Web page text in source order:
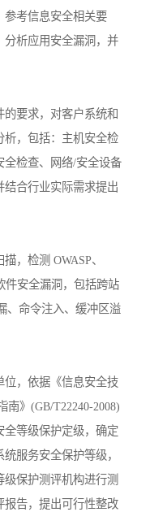
参考信息安全相关要
分析应用安全漏洞，并
要求，对客户系统和
析，包括：主机安全检
全检查、网络/安全设备
合行业实际需求提出
，检测 OWASP、
件安全漏洞，包括跨站
、命令注入、缓冲区溢
位，依据《信息安全技
南》(GB/T22240-2008)
全等级保护定级，确定
服务安全保护等级，
保护测评机构进行测
报告，提出可行性整改